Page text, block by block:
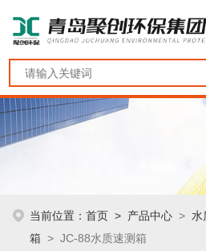
当前位置：首页 > 产品中心 >水
箱 > JC-88水质速测箱